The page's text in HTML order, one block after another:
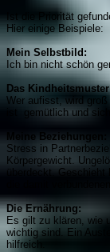
Ist die Priorität
Hier einige Beispiele:
Mein Selbstbild:
Ich bin nicht schön
Das
Wer aufisst, wird
ist gemütlich und
Meine Beziehungen:
Stress in
Körpergewicht.
überdeckt. Geschieht
die damit
Die Ernährung:
Es gilt zu klären, wie
wichtig sind. Ein
hilfreich.